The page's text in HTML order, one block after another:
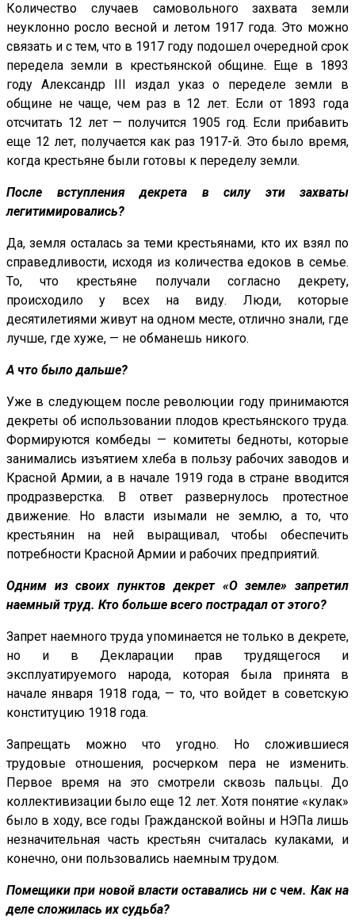
Количество случаев самовольного захвата земли
неуклонно росло весной и летом 1917 года. Это можно
связать и с тем, что в 1917 году подошел очередной срок
передела земли в крестьянской общине. Еще в 1893
году Александр III издал указ о переделе земли в
общине не чаще, чем раз в 12 лет. Если от 1893 года
отсчитать 12 лет — получится 1905 год. Если прибавить
еще 12 лет, получается как раз 1917-й. Это было время,
когда крестьяне были готовы к переделу земли.
После вступления декрета в силу эти захваты
легитимировались?
Да, земля осталась за теми крестьянами, кто их взял по
справедливости, исходя из количества едоков в семье.
То, что крестьяне получали согласно декрету,
происходило у всех на виду. Люди, которые
десятилетиями живут на одном месте, отлично знали, где
лучше, где хуже, — не обманешь никого.
А что было дальше?
Уже в следующем после революции году принимаются
декреты об использовании плодов крестьянского труда.
Формируются комбеды — комитеты бедноты, которые
занимались изъятием хлеба в пользу рабочих заводов и
Красной Армии, а в начале 1919 года в стране вводится
продразверстка. В ответ развернулось протестное
движение. Но власти изымали не землю, а то, что
крестьянин на ней выращивал, чтобы обеспечить
потребности Красной Армии и рабочих предприятий.
Одним из своих пунктов декрет «О земле» запретил
наемный труд. Кто больше всего пострадал от этого?
Запрет наемного труда упоминается не только в декрете,
но и в Декларации прав трудящегося и
эксплуатируемого народа, которая была принята в
начале января 1918 года, — то, что войдет в советскую
конституцию 1918 года.
Запрещать можно что угодно. Но сложившиеся
трудовые отношения, росчерком пера не изменить.
Первое время на это смотрели сквозь пальцы. До
коллективизации было еще 12 лет. Хотя понятие «кулак»
было в ходу, все годы Гражданской войны и НЭПа лишь
незначительная часть крестьян считалась кулаками, и
конечно, они пользовались наемным трудом.
Помещики при новой власти оставались ни с чем. Как на
деле сложилась их судьба?